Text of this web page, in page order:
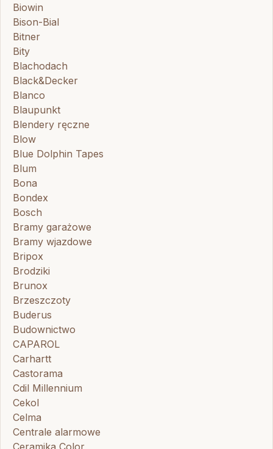
Biowin
Bison-Bial
Bitner
Bity
Blachodach
Black&Decker
Blanco
Blaupunkt
Blendery ręczne
Blow
Blue Dolphin Tapes
Blum
Bona
Bondex
Bosch
Bramy garażowe
Bramy wjazdowe
Bripox
Brodziki
Brunox
Brzeszczoty
Buderus
Budownictwo
CAPAROL
Carhartt
Castorama
Cdil Millennium
Cekol
Celma
Centrale alarmowe